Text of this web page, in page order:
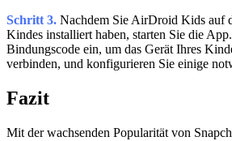
Schritt 3. Nachdem Sie AirDroid Kids auf
Kindes installiert haben, starten Sie die
Bindungscode ein, um das Gerät Ihres
verbinden, und konfigurieren Sie einige
Fazit
Mit der wachsenden Popularität von